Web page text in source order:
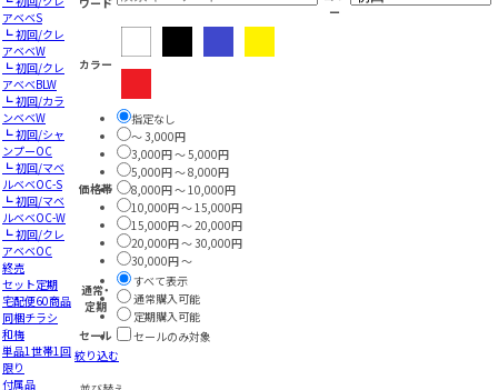
アベベS
┗ 初回/クレ
アベベW
┗ 初回/クレ
アべべBLW
┗ 初回/カラ
ンベベW
┗ 初回/シャ
ンプーOC
┗ 初回/マベ
ルベベOC-S
┗ 初回/マベ
ルベベOC-W
┗ 初回/クレ
アベベOC
終売
セット定期
宅配便60商品
同梱チラシ
和梅
単品1世帯1回
限り
付属品
ー
カラー
価格帯
指定なし
～ 3,000円
3,000円 ～ 5,000円
5,000円 ～ 8,000円
8,000円 ～ 10,000円
10,000円 ～ 15,000円
15,000円 ～ 20,000円
20,000円 ～ 30,000円
30,000円 ～
通常・
定期
すべて表示
通常購入可能
定期購入可能
セール
セールのみ対象
絞り込む